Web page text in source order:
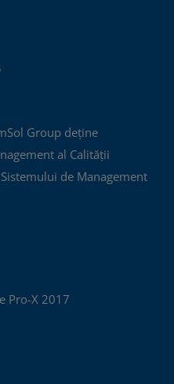
Group deține
al Calității
de Management